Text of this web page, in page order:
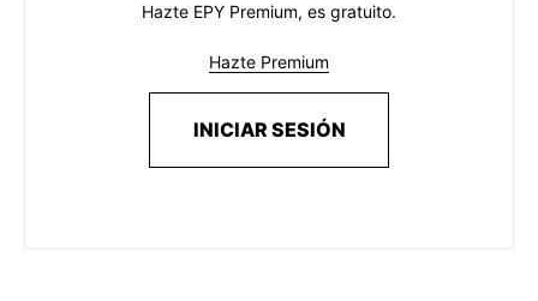
Hazte EPY Premium, es gratuito.
Hazte Premium
INICIAR SESIÓN